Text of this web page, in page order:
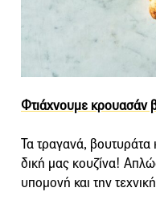
Φτιάχνουμε κρουασάν
Τα τραγανά, βουτυράτα
δική μας κουζίνα!
υπομονή και την